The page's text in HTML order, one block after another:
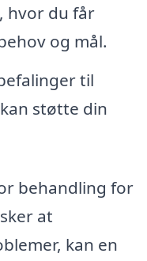
hvor du får
og mål.
til
støtte din
behandling for
at
kan en